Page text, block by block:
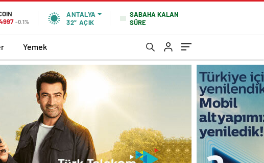
-0.1%
ANTALYA
32° AÇIK
SABAHA KALAN
SÜRE
Yemek